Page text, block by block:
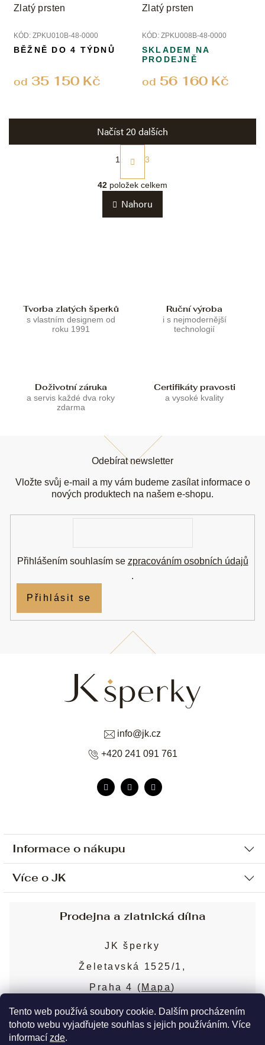
Tento web používá soubory cookie. Dalším procházením
tohoto webu vyjadřujete souhlas s jejich používáním. Více
informací zde.
Zlatý prsten
KÓD: ZPKU010B-48-0000
od 35 150 Kč
BĚŽNĚ DO 4 TÝDNŮ
Zlatý prsten
KÓD: ZPKU008B-48-0000
od 56 160 Kč
SKLADEM NA
PRODEJNĚ
v
l
á
d
Načíst 20 dalších
S
t
á
n
k
1 3
42 položek celkem
Nahoru
Tvorba zlatých šperků
s vlastním designem od
roku 1991
Ruční výroba
i s nejmodernější
technologií
Doživotní záruka
a servis každé dva roky
zdarma
Certifikáty pravosti
a vysoké kvality
Informace o nákupu
Ochrana osobních údajů
Sjednání osobní schůzky
Obchodní podmínky
Puncovní značky
Více o JK
Blog
Nejčastější dotazy
info@jk.cz
+420 241 091 761
Odebírat newsletter
Vložte svůj e-mail a my vám budeme zasílat informace o
nových produktech na našem e-shopu.
Přihlášením souhlasím se zpracováním osobních údajů
.
Přihlásit se
Prodejna a zlatnická dílna
JK šperky
Želetavská 1525/1,
Praha 4 ( Mapa)
Více o prodejně